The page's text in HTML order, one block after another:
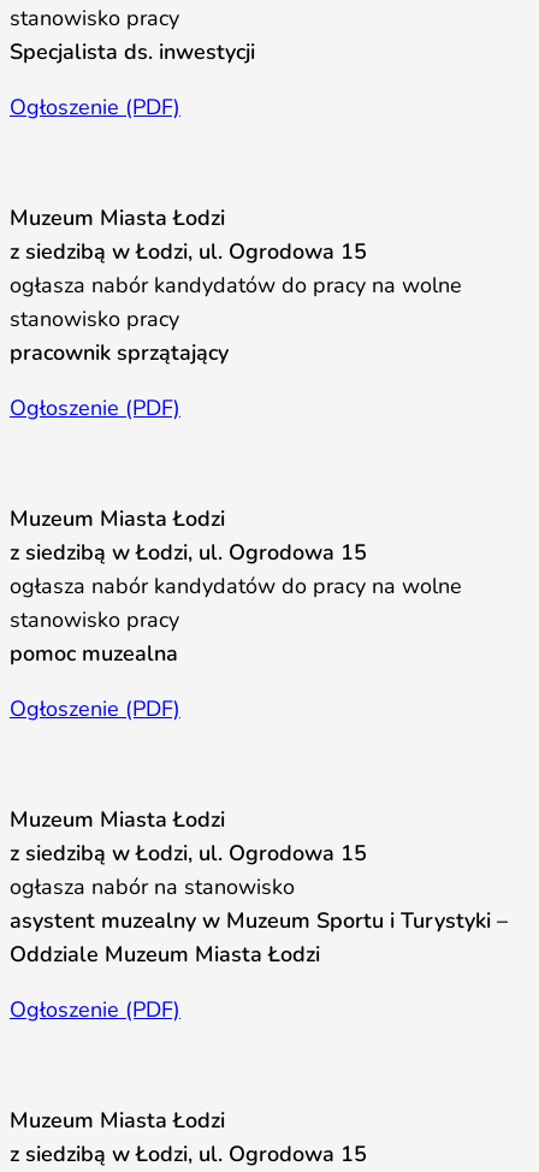
stanowisko pracy
Specjalista ds. inwestycji
Ogłoszenie (PDF)
Muzeum Miasta Łodzi
z siedzibą w Łodzi, ul. Ogrodowa 15
ogłasza nabór kandydatów do pracy na wolne
stanowisko pracy
pracownik sprzątający
Ogłoszenie (PDF)
Muzeum Miasta Łodzi
z siedzibą w Łodzi, ul. Ogrodowa 15
ogłasza nabór kandydatów do pracy na wolne
stanowisko pracy
pomoc muzealna
Ogłoszenie (PDF)
Muzeum Miasta Łodzi
z siedzibą w Łodzi, ul. Ogrodowa 15
ogłasza nabór na stanowisko
asystent muzealny w Muzeum Sportu i Turystyki –
Oddziale Muzeum Miasta Łodzi
Ogłoszenie (PDF)
Muzeum Miasta Łodzi
z siedzibą w Łodzi, ul. Ogrodowa 15